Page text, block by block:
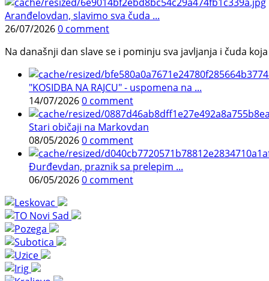
Aranđelovdan, slavimo sva čuda ...
26/07/20260 comment
Na današnji dan slave se i pominju sva javljanja i čuda
"KOSIDBA NA RAJCU" - uspomena na ...
14/07/20260 comment
Stari običaji na Markovdan
08/05/20260 comment
Đurđevdan, praznik sa prelepim ...
06/05/20260 comment